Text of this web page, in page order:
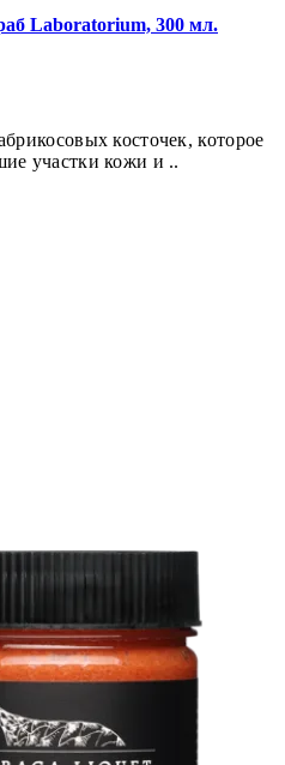
Laboratorium, 300 мл.
косточек, которое
участки кожи и ..